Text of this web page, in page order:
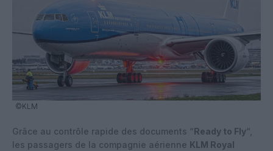
©KLM
Grâce au contrôle rapide des documents “Ready to Fly“,
les passagers de la compagnie aérienne KLM Royal